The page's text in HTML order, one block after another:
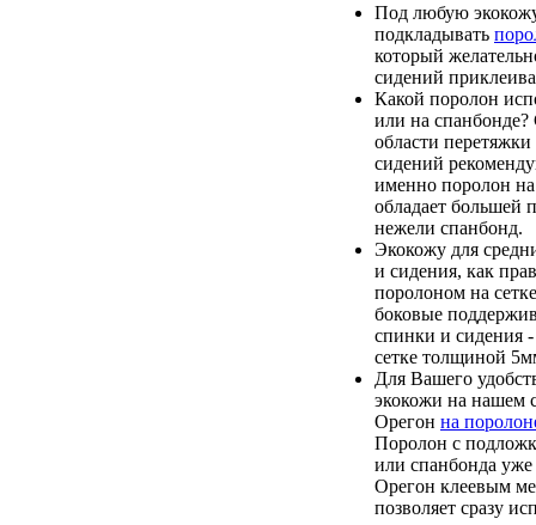
Под любую
подкладывать
который
сидений
Какой поролон
или на
области
сидений
именно поролон на
обладает большей
нежели спанбонд.
Экокожу для
и сидения, как
поролоном на
боковые
спинки и сидения
сетке толщиной
Для Вашего
экокожи на нашем
Орегон на
Поролон с
или спанбонда уже
Орегон клеевым
позволяет сразу